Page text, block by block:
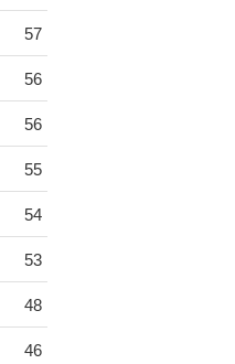
57
56
56
55
54
53
48
46